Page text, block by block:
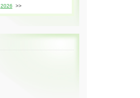
2026 >>